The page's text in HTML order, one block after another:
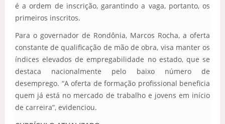
é a ordem de inscrição, garantindo a vaga, portanto, os
primeiros inscritos.
Para o governador de Rondônia, Marcos Rocha, a oferta
constante de qualificação de mão de obra, visa manter os
índices elevados de empregabilidade no estado, que se
destaca nacionalmente pelo baixo número de
desemprego. “A oferta de formação profissional beneficia
quem já está no mercado de trabalho e jovens em início
de carreira”, evidenciou.